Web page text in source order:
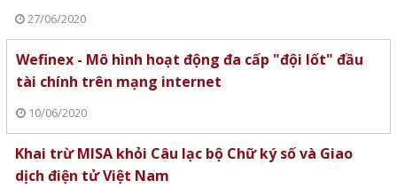
27/06/2020
Wefinex - Mô hình hoạt động đa cấp "đội lốt" đầu
tài chính trên mạng internet
10/06/2020
Khai trừ MISA khỏi Câu lạc bộ Chữ ký số và Giao
dịch điện tử Việt Nam